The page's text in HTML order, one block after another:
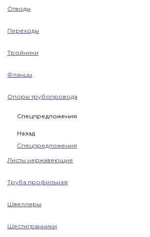
Отводы
Переходы
Тройники
Фланцы
Опоры трубопровода
Спецпредложения
Назад
Спецпредложения
Листы нержавеющие
Труба профильная
Швеллеры
Шестигранники